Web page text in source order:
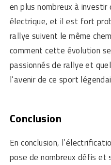
en plus nombreux à
électrique, et il est fort
rallye suivent le même
comment cette évolution
passionnés de rallye et
l’avenir de ce sport
Conclusion
En conclusion,
pose de nombreux défis et